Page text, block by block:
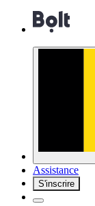
Assistance
S'inscrire